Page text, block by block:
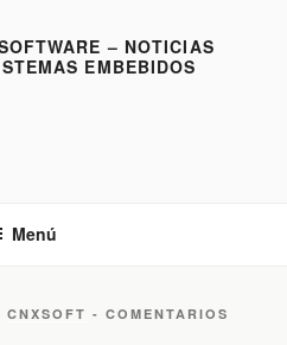
– NOTICIAS
EMBEBIDOS
Menú
CNXSOFT - COMENTARIOS